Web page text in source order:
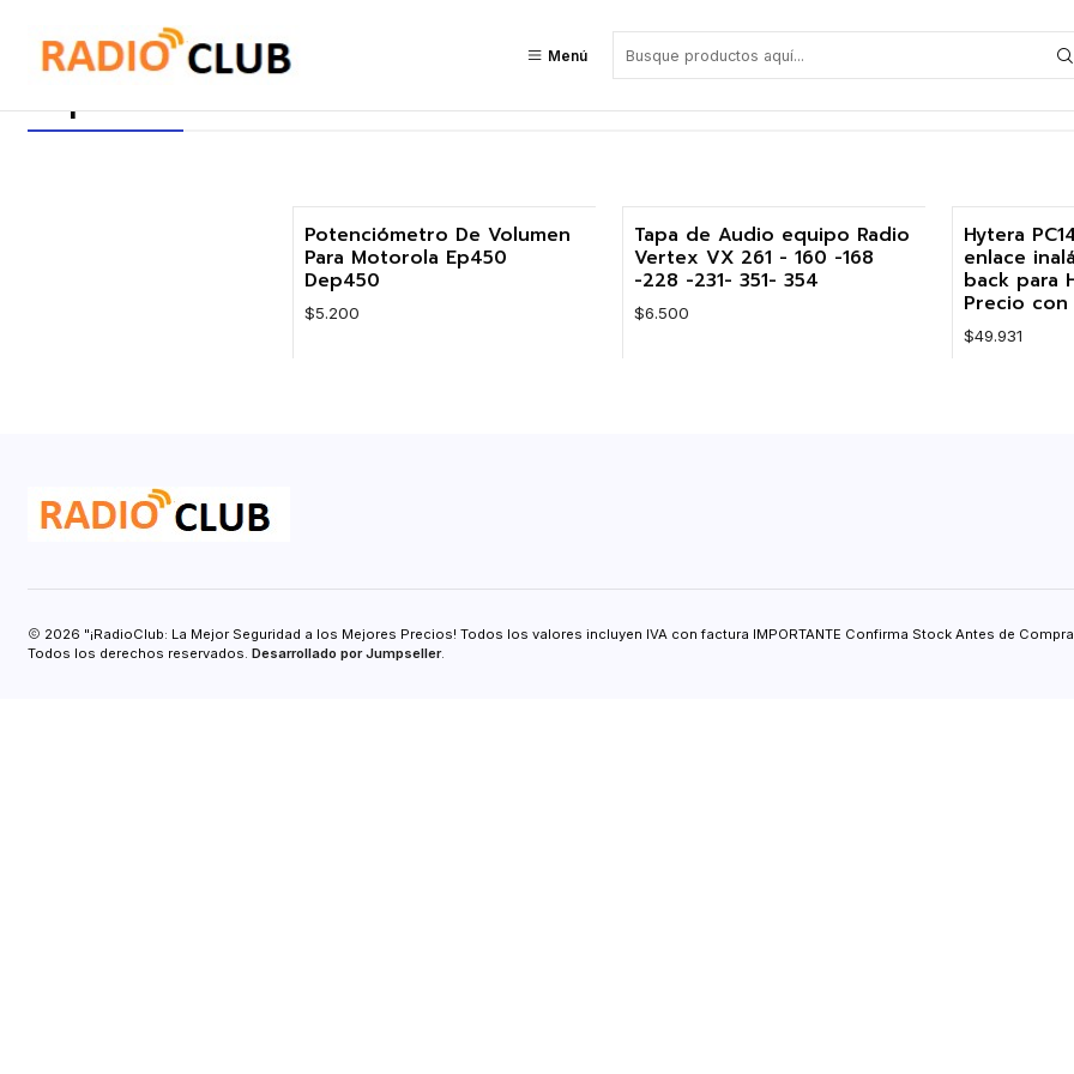
Menú
Repuestos
Potenciómetro De Volumen
Para Motorola Ep450
Dep450
$5.200
Tapa de Audio equipo Radio
Vertex VX 261 - 160 -168
-228 -231- 351- 354
$6.500
Hytera
enlace
back para
Precio
$49.931
2026 "¡RadioClub: La Mejor Seguridad a los Mejores Precios! Todos los valores incluyen IVA con factura IMPORTANTE Confirma Stock Antes de
Todos los derechos reservados. Desarrollado por Jumpseller.